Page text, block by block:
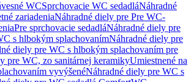
WCSprchovacie WC sedadláNáhradné
zariadeniaNáhradné diely pre Pre WC-
Pre sprchovacie sedadláNáhradné diely pre
s hlbokým splachovanímNáhradné diely pre
diely pre WC s hlbokým splachovaním pre
pre WC, zo sanitárnej keramikyUmiestnené na
vyvýšenéNáhradné diely pre WC s